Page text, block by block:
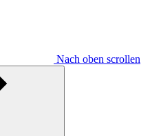
Nach oben scrollen